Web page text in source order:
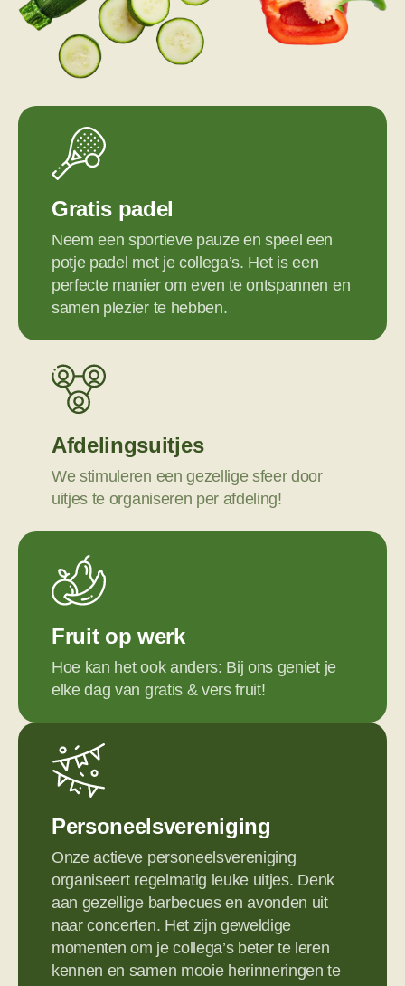
Gratis padel
Neem een sportieve pauze en speel een
potje padel met je collega’s. Het is een
perfecte manier om even te ontspannen en
samen plezier te hebben.
Afdelingsuitjes
We stimuleren een gezellige sfeer door
uitjes te organiseren per afdeling!
Fruit op werk
Hoe kan het ook anders: Bij ons geniet je
elke dag van gratis & vers fruit!
Personeelsvereniging
Onze actieve personeelsvereniging
organiseert regelmatig leuke uitjes. Denk
aan gezellige barbecues en avonden uit
naar concerten. Het zijn geweldige
momenten om je collega’s beter te leren
kennen en samen mooie herinneringen te